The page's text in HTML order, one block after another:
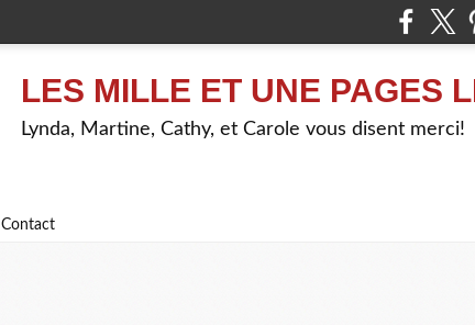
LES MILLE ET UNE PAGES
Lynda, Martine, Cathy, et Carole vous disent merci!
Contact